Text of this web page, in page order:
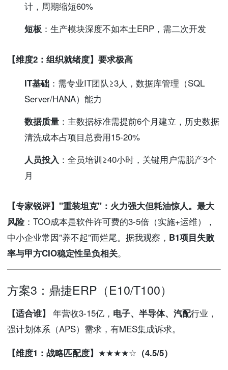
计，周期缩短60%
短板 ：生产模块深度不如本土ERP，需二次开发
【维度2：组织就绪度】要求极高
IT基础：需专业IT团队≥3人，数据库管理（SQL
Server/HANA）能力
数据质量：主数据标准需提前6个月建立，历史数据
清洗成本占项目总费用15-20%
人员投入 ：全员培训≥40小时，关键用户需脱产3个
月
【专家锐评】 "重装坦克" ：火力强大但耗油惊人。 最大
风险：TCO成本是软件许可费的3-5倍（实施+运维），
中小企业常因"养不起"而烂尾。据我观察， B1项目失败
率与甲方CIO稳定性呈负相关。
方案3：鼎捷ERP（E10/T100）
【适合谁】 年营收3-15亿， 电子、半导体、汽配行业，
强计划体系（APS）需求，有MES集成诉求。
【维度1：战略匹配度】★★★★☆（4.5/5）